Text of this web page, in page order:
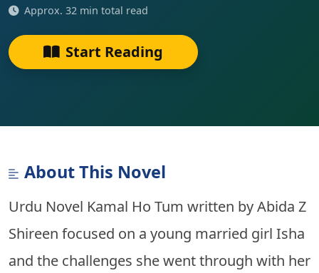
Approx. 32 min total read
Start Reading
About This Novel
Urdu Novel Kamal Ho Tum written by Abida Z
Shireen focused on a young married girl Isha
and the challenges she went through with her